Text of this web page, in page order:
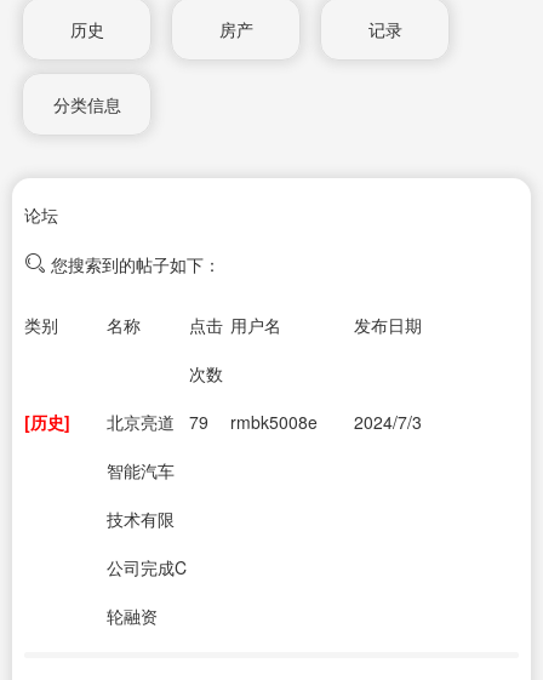
历史 房产 记录
分类信息
论坛
您搜索到的帖子如下：
类别 名称
点击
次数
用户名 发布日期
[历史]
北京亮道
智能汽车
技术有限
公司完成C
轮融资
79 rmbk5008e 2024/7/3